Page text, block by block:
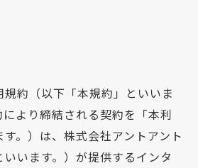
約（以下「本規約」といいま
より締結される契約を「本利
。）は、株式会社アントアント
いいます。）が提供するインタ